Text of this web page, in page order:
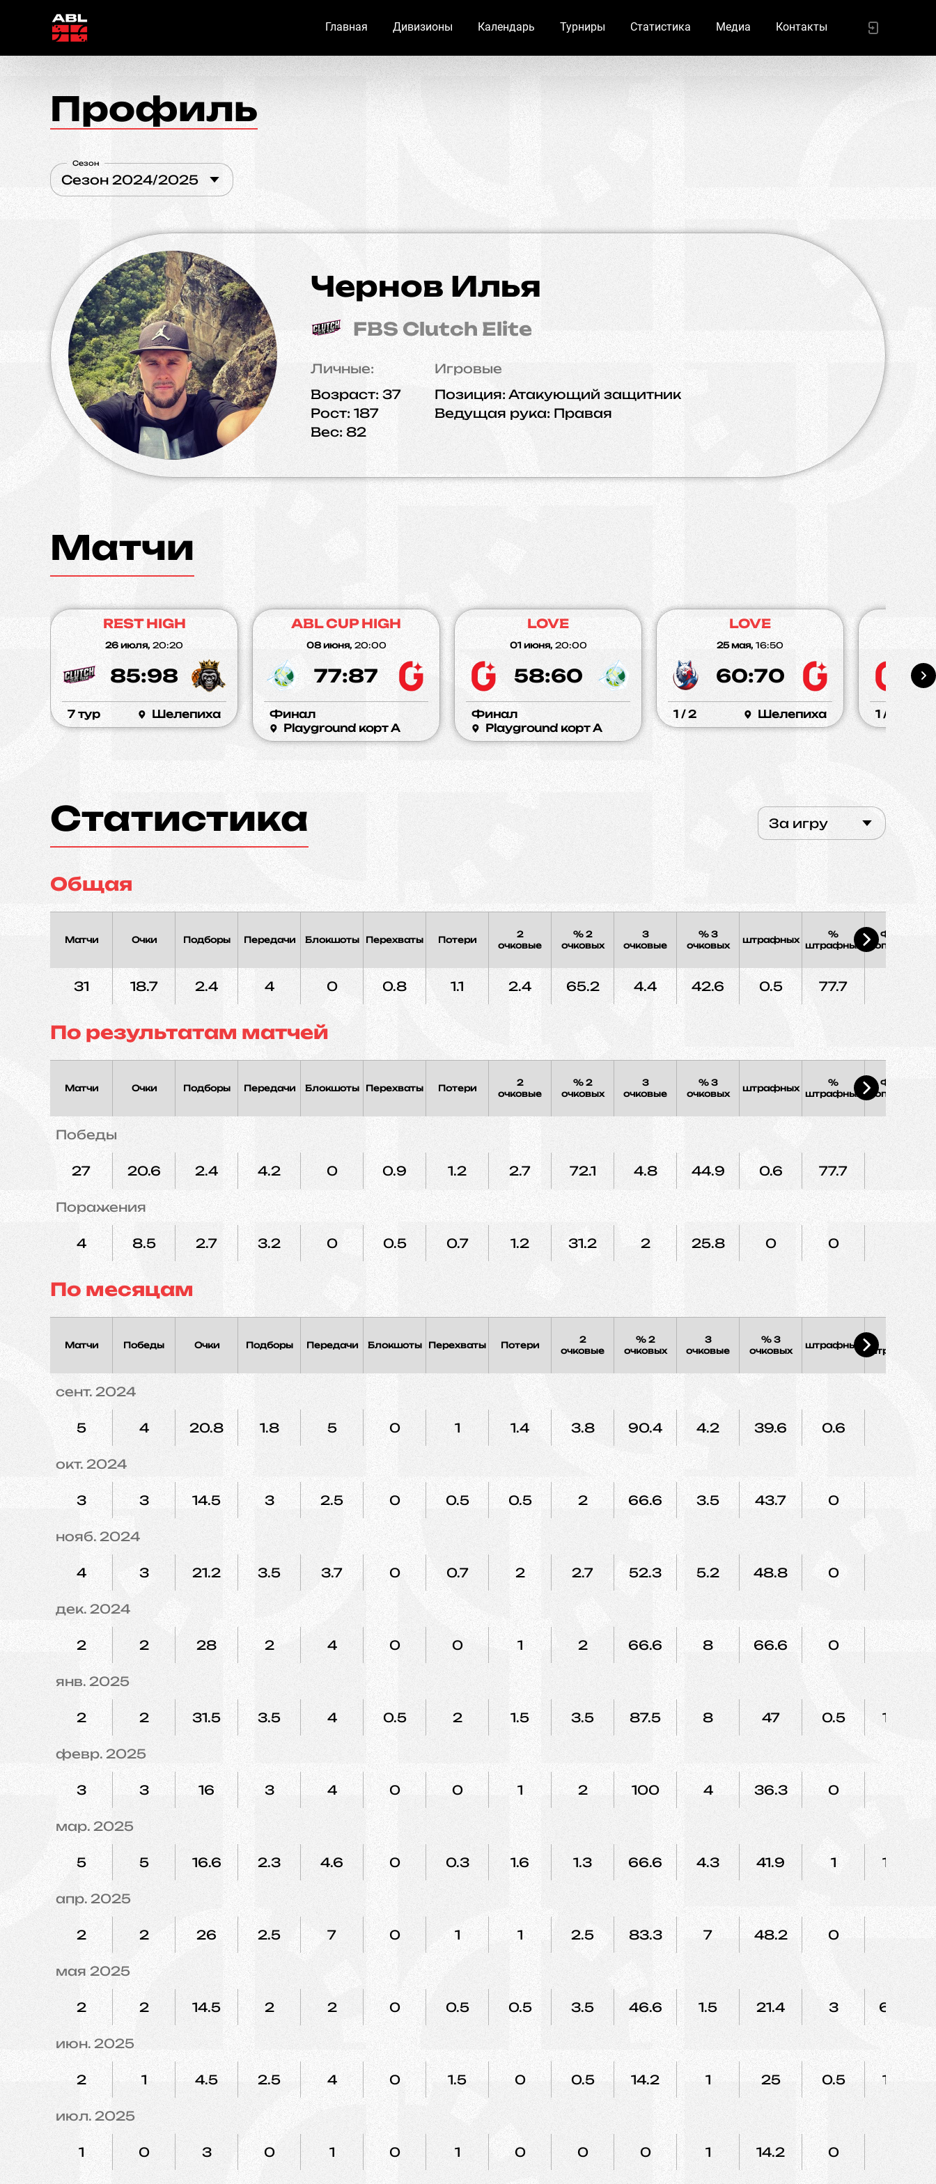
Главная Дивизионы Календарь Турниры Статистика Медиа Контакты
Профиль
Сезон 2024/2025
Сезон
Чернов Илья
FBS Clutch Elite
Личные:
Возраст:37
Рост: 187
Вес: 82
Игровые
Позиция: Атакующий защитник
Ведущая рука: Правая
Матчи
REST HIGH
26 июля, 20:20
85:98
7 тур Шелепиха
ABL CUP HIGH
08 июня, 20:00
77:87
Финал
Playground корт A
LOVE
01 июня, 20:00
58:60
Финал
Playground корт A
LOVE
25 мая, 16:50
60:70
1 / 2 Шелепиха 1 / 2
Статистика За игру
Общая
Матчи Очки Подборы Передачи Блокшоты Перехваты Потери
2
очковые
% 2
очковых
3
очковые
% 3
очковых
штрафных
%
штрафных
Фолы
соперника
31 18.7 2.4 4 0 0.8 1.1 2.4 65.2 4.4 42.6 0.5 77.7 1.2
По результатам матчей
Матчи Очки Подборы Передачи Блокшоты Перехваты Потери
2
очковые
% 2
очковых
3
очковые
% 3
очковых
штрафных
%
штрафных
Фолы
соперника
Победы
27 20.6 2.4 4.2 0 0.9 1.2 2.7 72.1 4.8 44.9 0.6 77.7
Поражения
4 8.5 2.7 3.2 0 0.5 0.7 1.2 31.2 2 25.8 0 0
По месяцам
Матчи Победы Очки Подборы Передачи Блокшоты Перехваты Потери
2
очковые
% 2
очковых
3
очковые
% 3
очковых
штрафных
штрафных
сент. 2024
5 4 20.8 1.8 5 0 1 1.4 3.8 90.4 4.2 39.6 0.6
окт. 2024
3 3 14.5 3 2.5 0 0.5 0.5 2 66.6 3.5 43.7 0 0
нояб. 2024
4 3 21.2 3.5 3.7 0 0.7 2 2.7 52.3 5.2 48.8 0
дек. 2024
2 2 28 2 4 0 0 1 2 66.6 8 66.6 0 0
янв. 2025
2 2 31.5 3.5 4 0.5 2 1.5 3.5 87.5 8 47 0.5 100
февр. 2025
3 3 16 3 4 0 0 1 2 100 4 36.3 0 0
мар. 2025
5 5 16.6 2.3 4.6 0 0.3 1.6 1.3 66.6 4.3 41.9 1 100
апр. 2025
2 2 26 2.5 7 0 1 1 2.5 83.3 7 48.2 0 0
мая 2025
2 2 14.5 2 2 0 0.5 0.5 3.5 46.6 1.5 21.4 3 66.6
июн. 2025
2 1 4.5 2.5 4 0 1.5 0 0.5 14.2 1 25 0.5 100
июл. 2025
1 0 3 0 1 0 1 0 0 0 1 14.2 0